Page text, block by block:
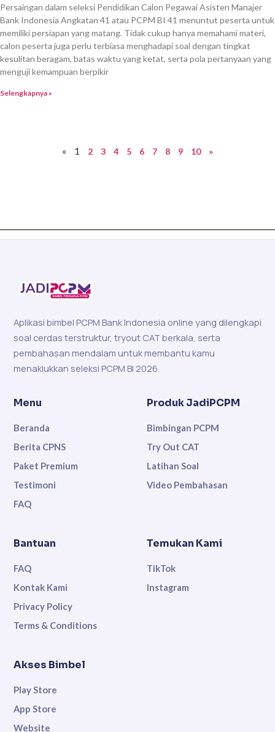
Persaingan dalam seleksi Pendidikan Calon Pegawai Asisten Manajer
Bank Indonesia Angkatan 41 atau PCPM BI 41 menuntut peserta untuk
memiliki persiapan yang matang. Tidak cukup hanya memahami materi,
calon peserta juga perlu terbiasa menghadapi soal dengan tingkat
kesulitan beragam, batas waktu yang ketat, serta pola pertanyaan yang
menguji kemampuan berpikir
Selengkapnya »
« 1 2 3 4 5 6 7 8 9 10 »
Aplikasi bimbel PCPM Bank Indonesia online yang dilengkapi
soal cerdas terstruktur, tryout CAT berkala, serta
pembahasan mendalam untuk membantu kamu
menaklukkan seleksi PCPM BI 2026.
Menu
Beranda
Berita CPNS
Paket Premium
Testimoni
FAQ
Produk JadiPCPM
Bimbingan PCPM
Try Out CAT
Latihan Soal
Video Pembahasan
Bantuan
FAQ
Kontak Kami
Privacy Policy
Terms & Conditions
Temukan Kami
TikTok
Instagram
Akses Bimbel
Play Store
App Store
Website